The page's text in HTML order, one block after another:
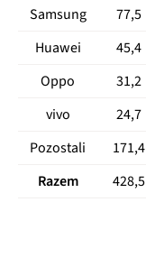
Samsung
77,5
Huawei
45,4
Oppo
31,2
vivo
24,7
Pozostali
171,4
Razem
428,5